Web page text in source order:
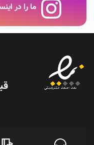
ما را در
نماد اعتماد الکترونیکی